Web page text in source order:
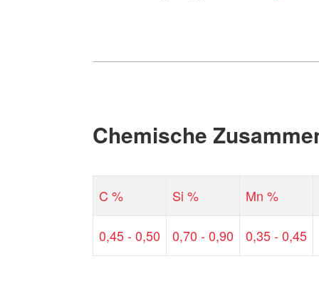
Chemische
C % Si % Mn %
0,45 - 0,50 0,70 - 0,90 0,35 - 0,45